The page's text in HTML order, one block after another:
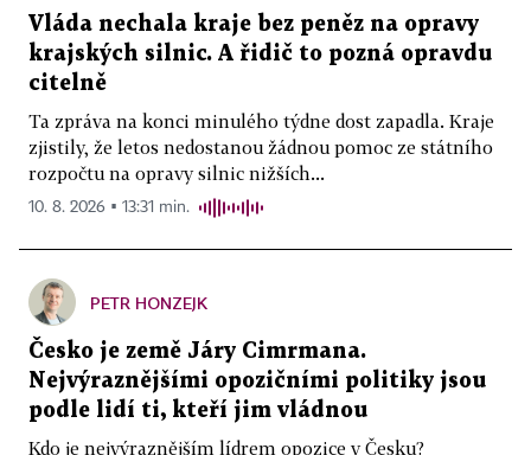
Vláda nechala kraje bez peněz na opravy
krajských silnic. A řidič to pozná opravdu
citelně
Ta zpráva na konci minulého týdne dost zapadla. Kraje
zjistily, že letos nedostanou žádnou pomoc ze státního
rozpočtu na opravy silnic nižších...
10. 8. 2026 ▪ 13:31 min.
PETR HONZEJK
Česko je země Járy Cimrmana.
Nejvýraznějšími opozičními politiky jsou
podle lidí ti, kteří jim vládnou
Kdo je nejvýraznějším lídrem opozice v Česku?